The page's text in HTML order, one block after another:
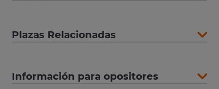
Plazas Relacionadas
Información para opositores